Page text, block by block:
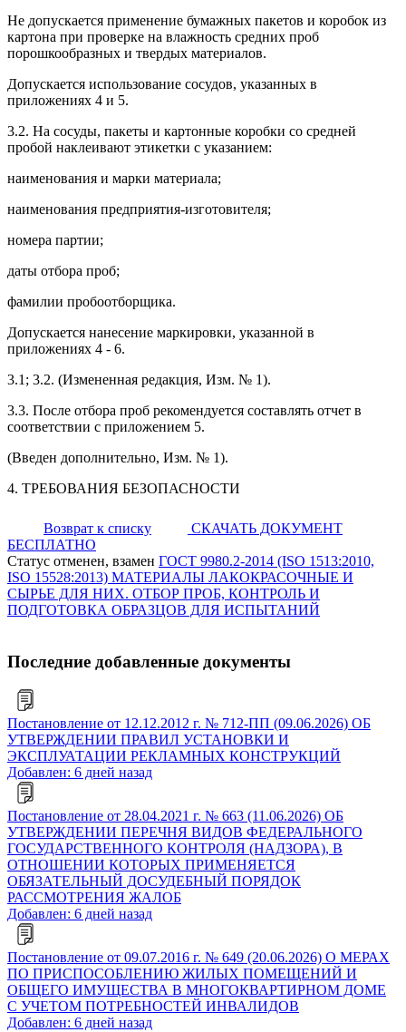
Не допускается применение бумажных пакетов и коробок из
картона при проверке на влажность средних проб
порошкообразных и твердых материалов.
Допускается использование сосудов, указанных в
приложениях 4 и 5.
3.2. На сосуды, пакеты и картонные коробки со средней
пробой наклеивают этикетки с указанием:
наименования и марки материала;
наименования предприятия-изготовителя;
номера партии;
даты отбора проб;
фамилии пробоотборщика.
Допускается нанесение маркировки, указанной в
приложениях 4 - 6.
3.1; 3.2. (Измененная редакция, Изм. № 1).
3.3. После отбора проб рекомендуется составлять отчет в
соответствии с приложением 5.
(Введен дополнительно, Изм. № 1).
4. ТРЕБОВАНИЯ БЕЗОПАСНОСТИ
Возврат к списку
СКАЧАТЬ ДОКУМЕНТ
БЕСПЛАТНО
Статус отменен, взамен ГОСТ 9980.2-2014 (ISO 1513:2010,
ISO 15528:2013) МАТЕРИАЛЫ ЛАКОКРАСОЧНЫЕ И
СЫРЬЕ ДЛЯ НИХ. ОТБОР ПРОБ, КОНТРОЛЬ И
ПОДГОТОВКА ОБРАЗЦОВ ДЛЯ ИСПЫТАНИЙ
Последние добавленные документы
Постановление от 12.12.2012 г. № 712-ПП (09.06.2026) ОБ
УТВЕРЖДЕНИИ ПРАВИЛ УСТАНОВКИ И
ЭКСПЛУАТАЦИИ РЕКЛАМНЫХ КОНСТРУКЦИЙ
Добавлен: 6 дней назад
Постановление от 28.04.2021 г. № 663 (11.06.2026) ОБ
УТВЕРЖДЕНИИ ПЕРЕЧНЯ ВИДОВ ФЕДЕРАЛЬНОГО
ГОСУДАРСТВЕННОГО КОНТРОЛЯ (НАДЗОРА), В
ОТНОШЕНИИ КОТОРЫХ ПРИМЕНЯЕТСЯ
ОБЯЗАТЕЛЬНЫЙ ДОСУДЕБНЫЙ ПОРЯДОК
РАССМОТРЕНИЯ ЖАЛОБ
Добавлен: 6 дней назад
Постановление от 09.07.2016 г. № 649 (20.06.2026) О МЕРАХ
ПО ПРИСПОСОБЛЕНИЮ ЖИЛЫХ ПОМЕЩЕНИЙ И
ОБЩЕГО ИМУЩЕСТВА В МНОГОКВАРТИРНОМ ДОМЕ
С УЧЕТОМ ПОТРЕБНОСТЕЙ ИНВАЛИДОВ
Добавлен: 6 дней назад